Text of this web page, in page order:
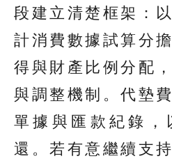
段建立清楚框架：
計消費數據試算分
得與財產比例分配
與調整機制。代墊
單據與匯款紀錄，
還。若有意繼續支